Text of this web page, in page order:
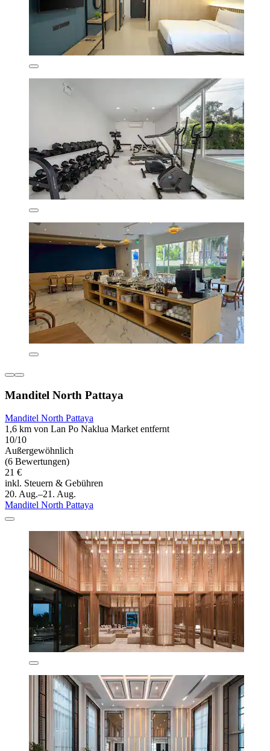
Manditel North Pattaya
Manditel North Pattaya
1,6 km von Lan Po Naklua Market entfernt
10/10
Außergewöhnlich
(6 Bewertungen)
21 €
inkl. Steuern & Gebühren
20. Aug.–21. Aug.
Manditel North Pattaya